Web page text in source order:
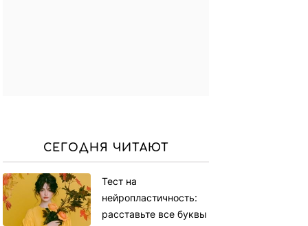
СЕГОДНЯ ЧИТАЮТ
Тест на
нейропластичность:
расставьте все буквы